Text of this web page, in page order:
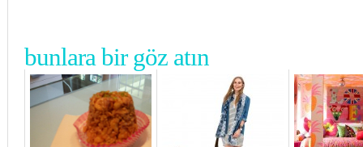
bunlara bir göz atın